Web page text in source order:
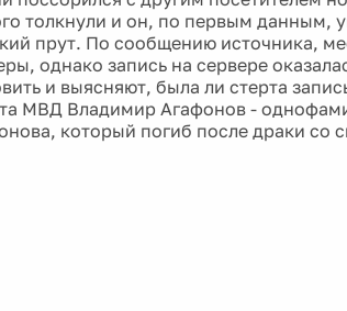
толкнули и он, по первым данным,
прут. По сообщению источника,
однако запись на сервере
и выясняют, была ли стерта
МВД Владимир Агафонов -
который погиб после драки